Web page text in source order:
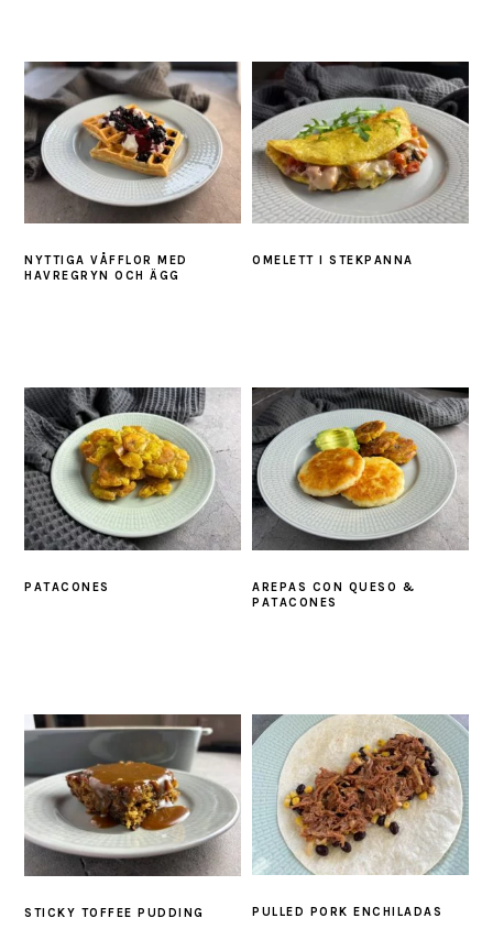
NYTTIGA VÅFFLOR MED
HAVREGRYN OCH ÄGG
OMELETT I STEKPANNA
PATACONES
AREPAS CON QUESO &
PATACONES
STICKY TOFFEE PUDDING PULLED PORK ENCHILADAS